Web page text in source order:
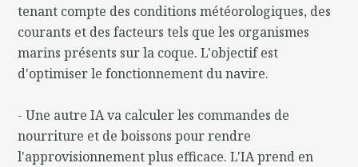
tenant compte des conditions météorologiques, des
courants et des facteurs tels que les organismes
marins présents sur la coque. L'objectif est
d'optimiser le fonctionnement du navire.
- Une autre IA va calculer les commandes de
nourriture et de boissons pour rendre
l'approvisionnement plus efficace. L'IA prend en